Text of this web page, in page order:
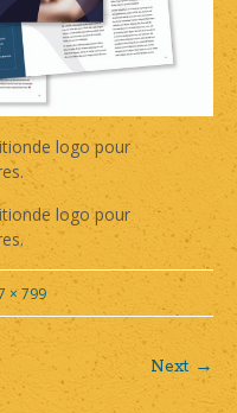
logo pour
logo pour
× 799
Next →